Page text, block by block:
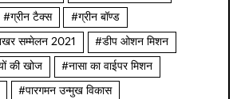
#ग्रीन टैक्स #ग्रीन बॉण्ड
सम्मेलन 2021 #डीप ओशन मिशन
की खोज #नासा का वाईपर मिशन
#पारगमन उन्मुख विकास